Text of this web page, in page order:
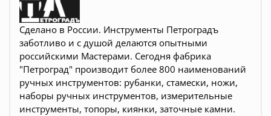
Сделано в России. Инструменты Петроградъ
заботливо и с душой делаются опытными
российскими Мастерами. Сегодня фабрика
"Петроград" производит более 800 наименований
ручных инструментов: рубанки, стамески, ножи,
наборы ручных инструментов, измерительные
инструменты, топоры, киянки, заточные камни.